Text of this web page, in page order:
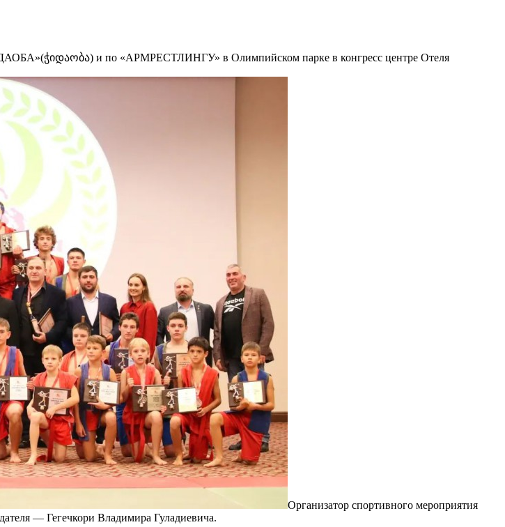
и по «АРМРЕСТЛИНГУ» в Олимпийском парке в конгресс центре Отеля
Организатор спортивного мероприятия
— Гегечкори Владимира Гуладиевича.